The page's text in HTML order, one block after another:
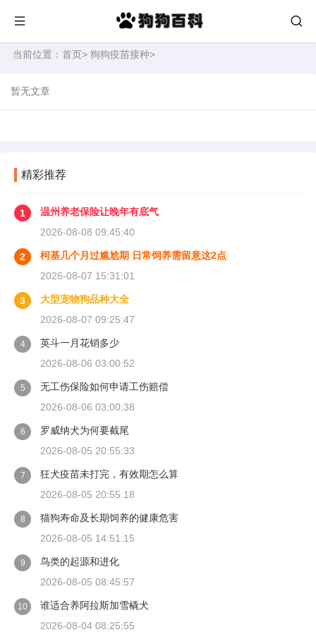
当前位置： 首页> 狗狗疫苗接种>
暂无文章
精彩推荐
1
温州养老保险让晚年有底气
2026-08-08 09:45:40
2
柯基几个月过尴尬期 日常饲养需留意这2点
2026-08-07 15:31:01
3
大型宠物狗品种大全
2026-08-07 09:25:47
4
英斗一月花销多少
2026-08-06 03:00:52
5
无工伤保险如何申请工伤赔偿
2026-08-06 03:00:38
6
罗威纳犬为何要截尾
2026-08-05 20:55:33
7
狂犬疫苗未打完，有效期怎么算
2026-08-05 20:55:18
8
猫狗寿命及长期饲养的健康危害
2026-08-05 14:51:15
9
鸟类的起源和进化
2026-08-05 08:45:57
10
谁适合养阿拉斯加雪橇犬
2026-08-04 08:25:55